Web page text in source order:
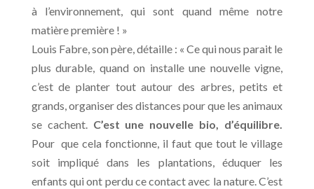
à l’environnement, qui sont quand même notre
matière première ! »
Louis Fabre, son père, détaille : « Ce qui nous parait le
plus durable, quand on installe une nouvelle vigne,
c’est de planter tout autour des arbres, petits et
grands, organiser des distances pour que les animaux
se cachent. C’est une nouvelle bio, d’équilibre.
Pour que cela fonctionne, il faut que tout le village
soit impliqué dans les plantations, éduquer les
enfants qui ont perdu ce contact avec la nature. C’est